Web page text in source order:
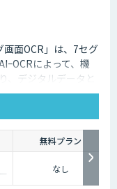
面OCR」は、7セグ
ｰOCRによって、機
デジタルデータと
無料プラン
なし